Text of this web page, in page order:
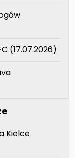
(17.07.2026)
Kielce